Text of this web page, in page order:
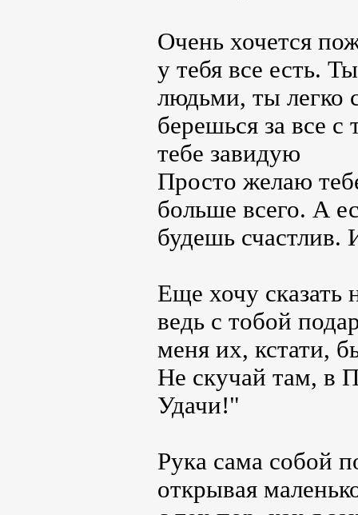
Очень хочется
у тебя все есть.
людьми, ты легко
берешься за все
тебе завидую
Просто желаю
больше всего. А
будешь счастлив.
Еще хочу сказать
ведь с тобой
меня их, кстати,
Не скучай там, в
Удачи!"
Рука сама собой
открывая